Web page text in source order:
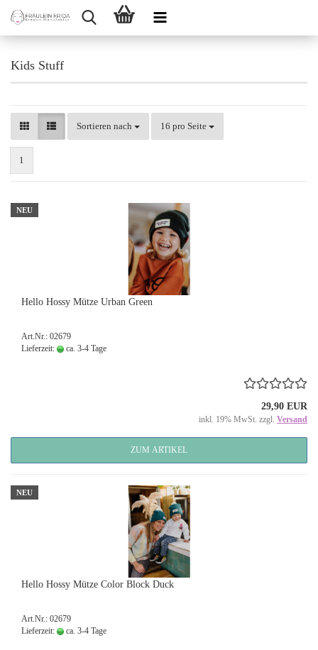
Kids Stuff
Sortieren nach
Sortieren nach 16 pro Seite
pro Seite
1
NEU
Hello Hossy Mütze Urban Green
Art.Nr.: 02679
Lieferzeit:
ca. 3-4 Tage
29,90 EUR
inkl. 19% MwSt. zzgl. Versand
ZUM ARTIKEL
NEU
Hello Hossy Mütze Color Block Duck
Art.Nr.: 02679
Lieferzeit:
ca. 3-4 Tage